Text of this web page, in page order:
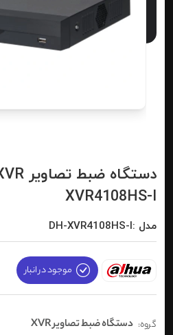
XVR4108HS-I
مدل :DH-XVR4108HS-I
موجود در انبار
گروه: دستگاه ضبط تصاویر XVR